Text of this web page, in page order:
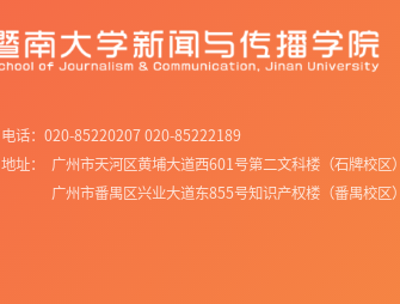
电话：020-85220207 020-85222189
地址：
广州市天河区黄埔大道西601号第二文科楼（石牌校区）
广州市番禺区兴业大道东855号知识产权楼（番禺校区）